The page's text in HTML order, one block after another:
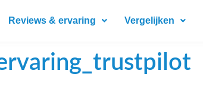
Reviews & ervaring Vergelijken